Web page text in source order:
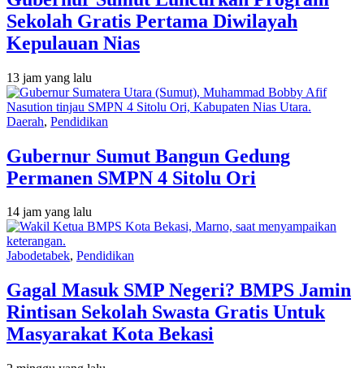
Sekolah Gratis Pertama Diwilayah
Kepulauan Nias
13 jam yang lalu
Daerah, Pendidikan
Gubernur Sumut Bangun Gedung
Permanen SMPN 4 Sitolu Ori
14 jam yang lalu
Jabodetabek, Pendidikan
Gagal Masuk SMP Negeri? BMPS Jamin
Rintisan Sekolah Swasta Gratis Untuk
Masyarakat Kota Bekasi